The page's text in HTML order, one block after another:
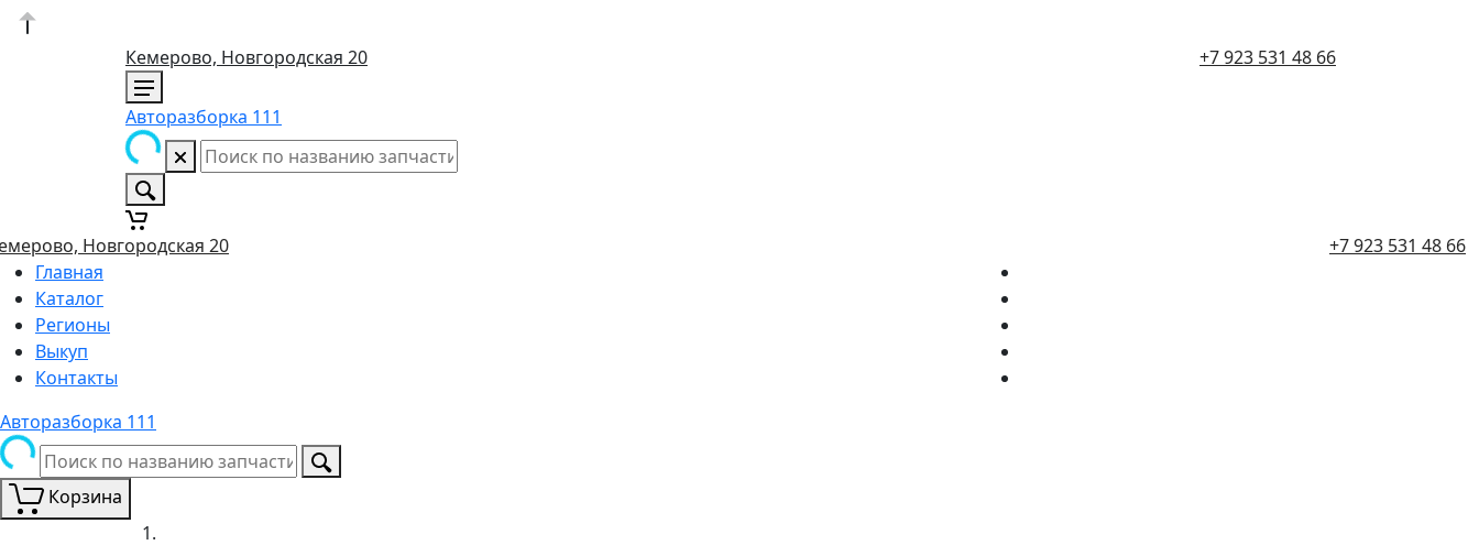
Кемерово, Новгородская 20 +7 923 531 48 66
Авторазборка 111
Новгородская 20
+7 923 531 48 66
Главная
Каталог
Регионы
Выкуп
Контакты
Авторазборка 111
Корзина